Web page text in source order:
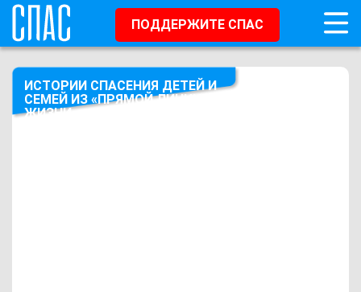
ПОДДЕРЖИТЕ СПАС
ИСТОРИИ СПАСЕНИЯ ДЕТЕЙ И
СЕМЕЙ ИЗ «ПРЯМОЙ ЛИНИИ
ЖИЗНИ»